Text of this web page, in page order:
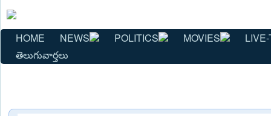
HOME NEWS POLITICS MOVIES
తెలుగువార్తలు